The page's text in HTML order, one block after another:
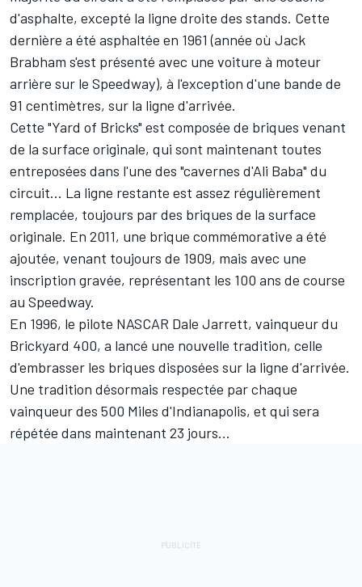
d'asphalte, excepté la ligne droite des stands. Cette
dernière a été asphaltée en 1961 (année où Jack
Brabham s'est présenté avec une voiture à moteur
arrière sur le Speedway), à l'exception d'une bande de
91 centimètres, sur la ligne d'arrivée.
Cette "Yard of Bricks" est composée de briques venant
de la surface originale, qui sont maintenant toutes
entreposées dans l'une des "cavernes d'Ali Baba" du
circuit... La ligne restante est assez régulièrement
remplacée, toujours par des briques de la surface
originale. En 2011, une brique commémorative a été
ajoutée, venant toujours de 1909, mais avec une
inscription gravée, représentant les 100 ans de course
au Speedway.
En 1996, le pilote NASCAR Dale Jarrett, vainqueur du
Brickyard 400, a lancé une nouvelle tradition, celle
d'embrasser les briques disposées sur la ligne d'arrivée.
Une tradition désormais respectée par chaque
vainqueur des 500 Miles d'Indianapolis, et qui sera
répétée dans maintenant 23 jours...